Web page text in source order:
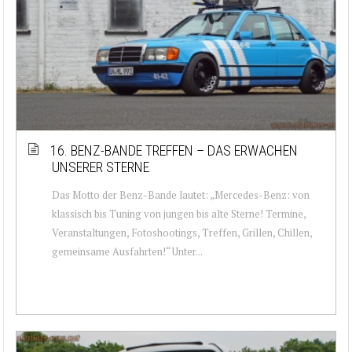
16. BENZ-BANDE TREFFEN – DAS ERWACHEN
UNSERER STERNE
Das Motto der Benz-Bande lautet: „Mercedes-Benz: von
klassisch bis Tuning von jungen bis alte Sterne! Termine,
Veranstaltungen, Fotoshootings, Treffen, Grillen, Chillen,
gemeinsame Ausfahrten!“ Unter...